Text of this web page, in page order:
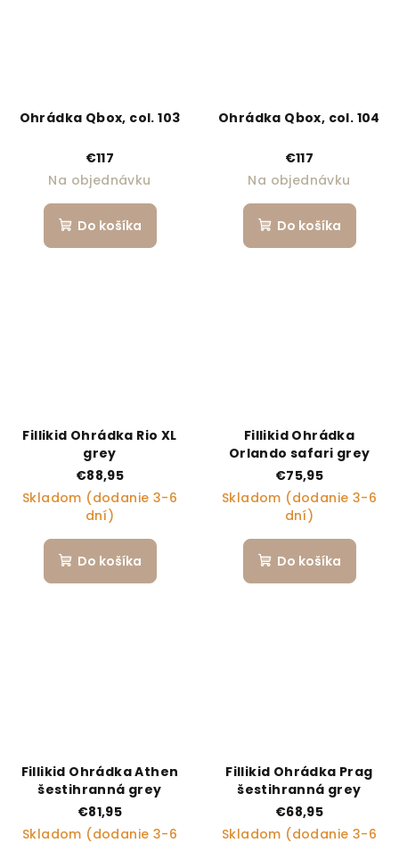
Ohrádka Qbox, col. 103
€117
Na objednávku
Do košíka
Ohrádka Qbox, col. 104
€117
Na objednávku
Do košíka
Fillikid Ohrádka Rio XL
grey
€88,95
Skladom (dodanie 3-6
dní)
Do košíka
Fillikid Ohrádka
Orlando safari grey
€75,95
Skladom (dodanie 3-6
dní)
Do košíka
Fillikid Ohrádka Athen
šestihranná grey
€81,95
Skladom (dodanie 3-6
Fillikid Ohrádka Prag
šestihranná grey
€68,95
Skladom (dodanie 3-6